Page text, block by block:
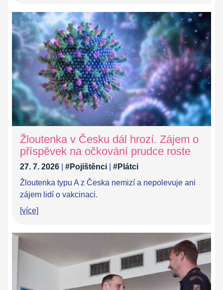
Žloutenka v Česku dál hrozí. Zájem o
příspěvek na očkování prudce roste
27. 7. 2026 #Pojištěnci
#Plátci
Žloutenka typu A z Česka nemizí a nepolevuje ani
zájem lidí o vakcinaci.
[více]